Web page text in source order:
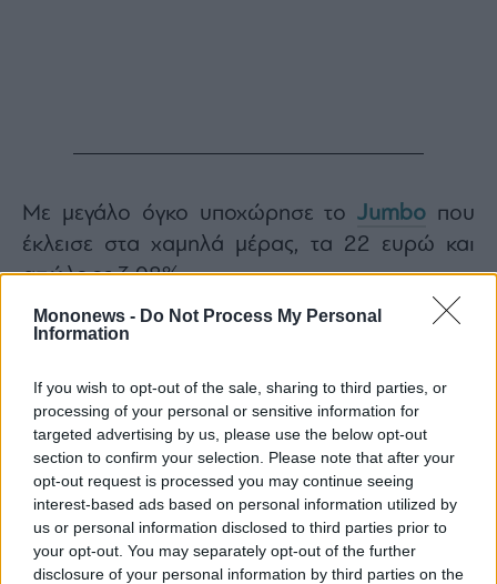
Mononews - Do Not Process My Personal
Information
If you wish to opt-out of the sale, sharing to third parties, or
processing of your personal or sensitive information for
targeted advertising by us, please use the below opt-out
section to confirm your selection. Please note that after your
opt-out request is processed you may continue seeing
interest-based ads based on personal information utilized by
us or personal information disclosed to third parties prior to
your opt-out. You may separately opt-out of the further
disclosure of your personal information by third parties on the
Με μεγάλο όγκο υποχώρησε τοJumbo που
έκλεισε στα χαμηλά μέρας, τα 22 ευρώ και
απώλειες 3,08%.
Ανοδικά ο τζίρος και τα EBITDA τουΟΤΕ
, αλλά
η μετοχή έκλεισε στο κόκκινο με 482 χιλιάδες
Nέα μεγάλη πτώση για τηνCoca Cola, στα
49,30 ευρώ και απώλειες 2,76% με
συναλλαγές 67 χιλιάδων τεμαχίων.
Κλείσιμο σχεδόν στα χαμηλά μέρας για την
Allwyn, στα 12,31 ευρώ και βουτιά πάνω από
4% με 1,1 εκατ. κομμάτια.